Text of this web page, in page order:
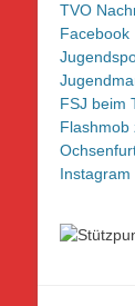
TVO
Facebook
FSJ beim
Flashmob
Instagram